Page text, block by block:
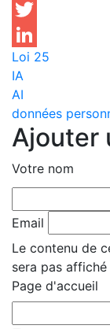
Facebook
Twitter
LinkedIn
Loi 25
IA
AI
données
Ajouter
Votre nom
Email
Le contenu de
sera pas
Page d'accueil